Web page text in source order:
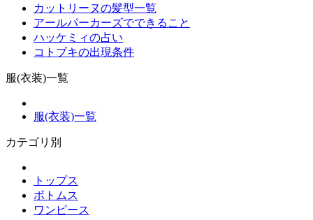
カットリーヌの髪型一覧
アールパーカーズでできること
ハッケミィの占い
コトブキの出現条件
服(衣装)一覧
服(衣装)一覧
カテゴリ別
トップス
ボトムス
ワンピース